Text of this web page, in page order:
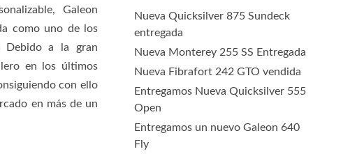
Galeon
como uno de los
Debido a la gran
en los últimos
con ello
en más de un
Nueva Quicksilver 875 Sundeck
entregada
Nueva Monterey 255 SS Entregada
Nueva Fibrafort 242 GTO vendida
Entregamos Nueva Quicksilver 555
Open
Entregamos un nuevo Galeon 640
Fly